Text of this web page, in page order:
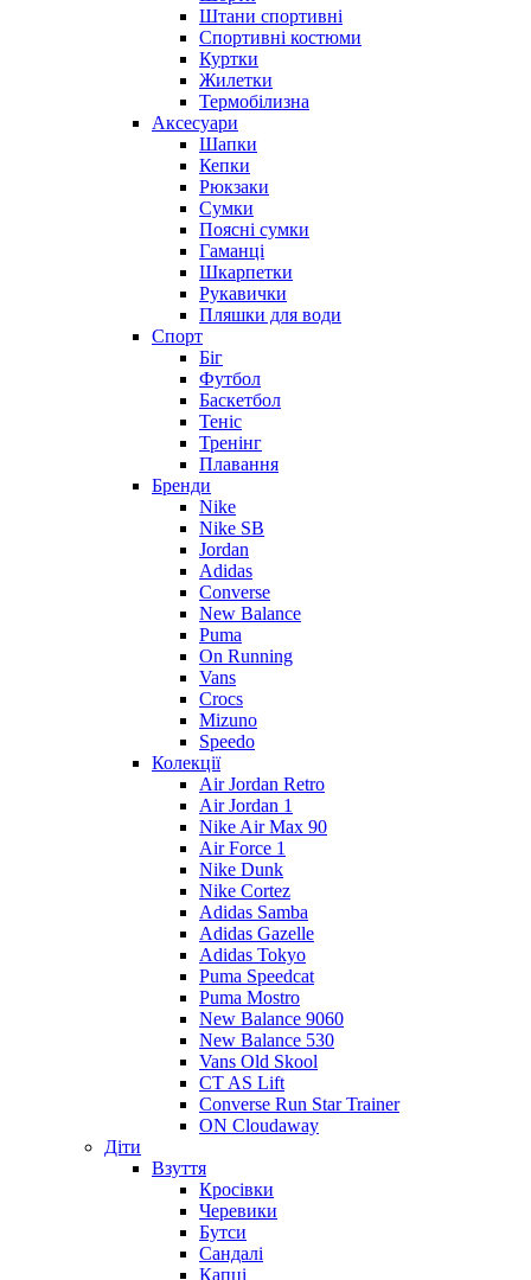
Штани спортивні
Спортивні костюми
Куртки
Жилетки
Термобілизна
Аксесуари
Шапки
Кепки
Рюкзаки
Сумки
Поясні сумки
Гаманці
Шкарпетки
Рукавички
Пляшки для води
Спорт
Біг
Футбол
Баскетбол
Теніс
Тренінг
Плавання
Бренди
Nike
Nike SB
Jordan
Adidas
Converse
New Balance
Puma
On Running
Vans
Crocs
Mizuno
Speedo
Колекції
Air Jordan Retro
Air Jordan 1
Nike Air Max 90
Air Force 1
Nike Dunk
Nike Cortez
Adidas Samba
Adidas Gazelle
Adidas Tokyo
Puma Speedcat
Puma Mostro
New Balance 9060
New Balance 530
Vans Old Skool
CT AS Lift
Converse Run Star Trainer
ON Cloudaway
Діти
Взуття
Кросівки
Черевики
Бутси
Сандалі
Капці